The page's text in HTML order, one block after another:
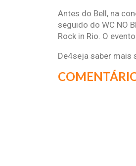
Antes do Bell, na
seguido do WC NO
Rock in Rio. O
De4seja saber mais